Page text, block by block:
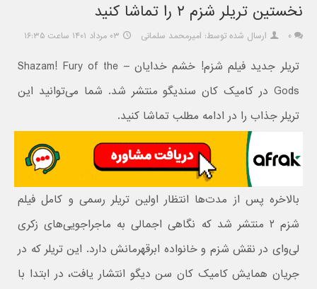
نخستین تریلر شزم ۲ را تماشا کنید
۰ ارسال شده توسط: امیرمحمد سلمانی ۰۳ مرداد ۱۴۰۱ ساعت ۱۶:۳۵
تریلر جدید فیلم شزم! خشم خدایان – Shazam! Fury of the
Gods در کامیک کان سندیگو منتشر شد. شما می‌توانید این
تریلر جذاب را در ادامه مطلب تماشا کنید.
بالاخره پس از مدت‌ها انتظار اولین تریلر رسمی و کامل فیلم
شزم ۲ منتشر شد که نگاهی اجمالی به ماجراجویی‌های زکری
لی‌وای در نقش شزم و خانواده ابرقهرمانش دارد. این تریلر که در
جریان همایش کامیک کان سن دیگو انتشار یافت، در ابتدا با